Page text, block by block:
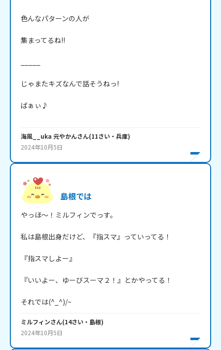
色んなパターンの人が
集まってるね!!
じゃまたキズなんで話そうねっ!
ばぁぃ♪
海風__uka 元やかんさん(11さい・ 兵庫)
2024年10月5日
島根では
やっほ～！ミルフィンでっす。
私は島根出身だけど、『指スマ』っていってる！
『指スマしよー』
『いいよー、ゆーびスーマ２！』とかやってる！
それでは(^_^)/~
ミルフィンさん(14さい・ 島根)
2024年10月5日